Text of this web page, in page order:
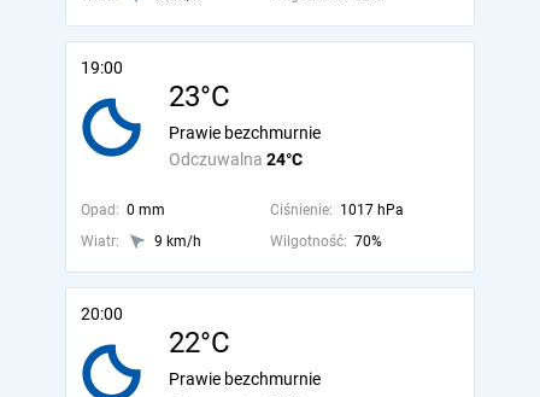
19:00
23°C
Odczuwalna 24°C
Prawie bezchmurnie
Opad: 0 mm Ciśnienie: 1017 hPa
Wiatr:
9 km/h Wilgotność: 70%
20:00
22°C
Prawie bezchmurnie